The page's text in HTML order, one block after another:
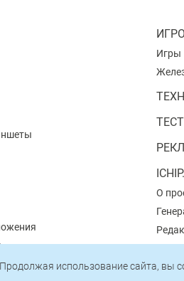
Игры
О
использование сайта, вы